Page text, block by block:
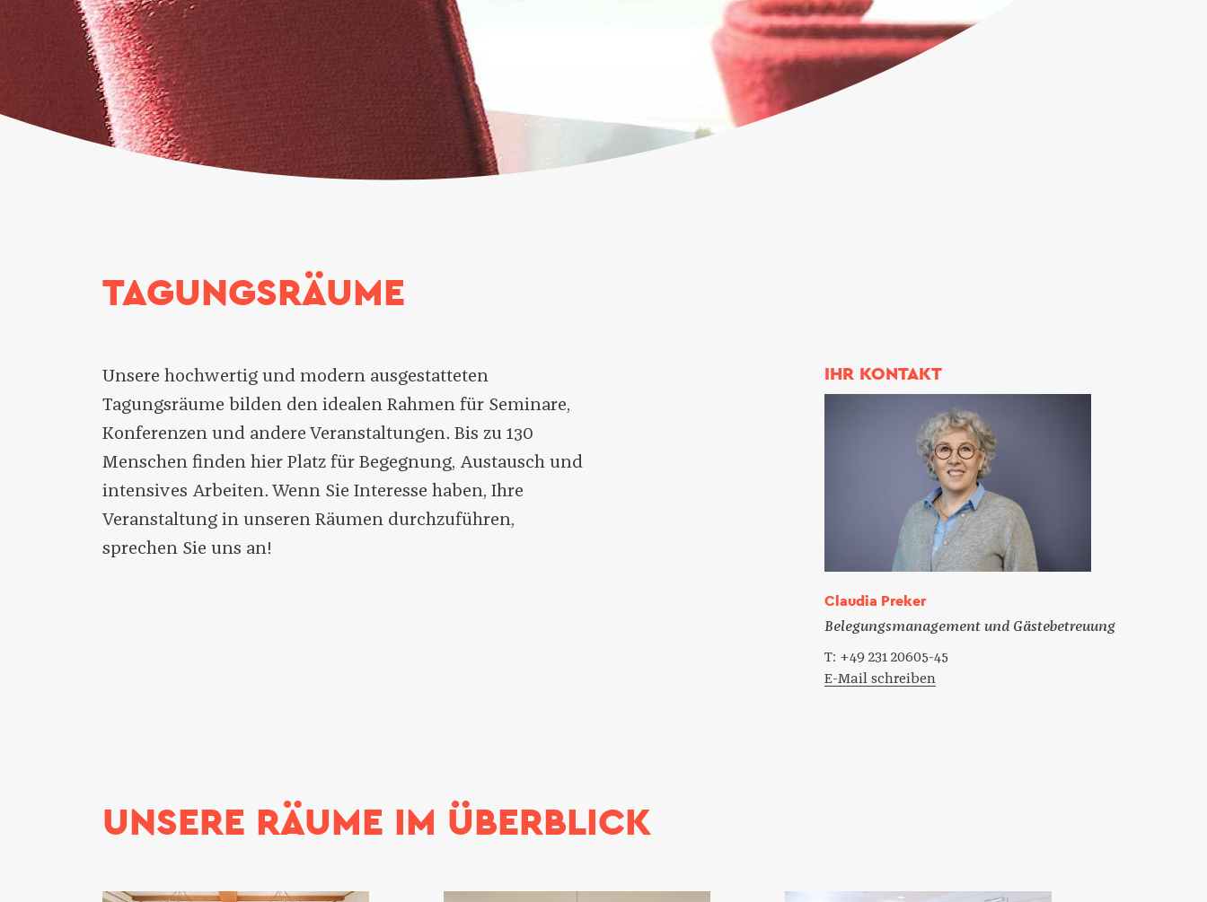
TAGUNGSRÄUME
Unsere hochwertig und modern ausgestatteten
Tagungsräume bilden den idealen Rahmen für Seminare,
Konferenzen und andere Veranstaltungen. Bis zu 130
Menschen finden hier Platz für Begegnung, Austausch und
intensives Arbeiten. Wenn Sie Interesse haben, Ihre
Veranstaltung in unseren Räumen durchzuführen,
sprechen Sie uns an!
IHR KONTAKT
Claudia Preker
Belegungsmanagement und Gästebetreuung
T: +49 231 20605-45
E-Mail schreiben
UNSERE RÄUME IM ÜBERBLICK